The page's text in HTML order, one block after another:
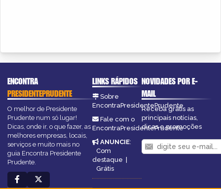
ENCONTRA
PRESIDENTEPRUDENTE
O melhor de Presidente
Prudente num só lugar!
Dicas, onde ir, o que fazer, as
melhores empresas, locais,
serviços e muito mais no
guia Encontra Presidente
Prudente.
LINKS RÁPIDOS
Sobre
EncontraPresidentePrudente
Fale com o
EncontraPresidentePrudente
ANUNCIE:
Com
destaque |
Grátis
NOVIDADES POR E-
MAIL
Receba grátis as
principais notícias,
dicas e promoções